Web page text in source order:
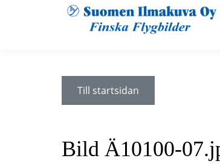
Till startsidan
Bild Ä10100-